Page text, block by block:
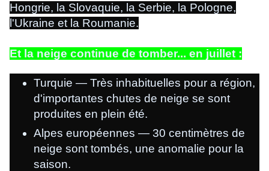
Hongrie, la Slovaquie, la Serbie, la Pologne,
l'Ukraine et la Roumanie.
Et la neige continue de tomber... en juillet :
Turquie — Très inhabituelles pour a région,
d'importantes chutes de neige se sont
produites en plein été.
Alpes européennes — 30 centimètres de
neige sont tombés, une anomalie pour la
saison.